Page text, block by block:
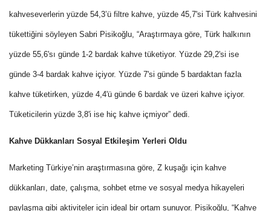
kahveseverlerin yüzde 54,3’ü filtre kahve, yüzde 45,7'si Türk kahvesini
tükettiğini söyleyen Sabri Pisikoğlu, “Araştırmaya göre, Türk halkının
yüzde 55,6'sı günde 1-2 bardak kahve tüketiyor. Yüzde 29,2'si ise
günde 3-4 bardak kahve içiyor. Yüzde 7'si günde 5 bardaktan fazla
kahve tüketirken, yüzde 4,4'ü günde 6 bardak ve üzeri kahve içiyor.
Tüketicilerin yüzde 3,8'i ise hiç kahve içmiyor” dedi.
Kahve Dükkanları Sosyal Etkileşim Yerleri Oldu
Marketing Türkiye’nin araştırmasına göre, Z kuşağı için kahve
dükkanları, date, çalışma, sohbet etme ve sosyal medya hikayeleri
paylaşma gibi aktiviteler için ideal bir ortam sunuyor. Pisikoğlu, “Kahve